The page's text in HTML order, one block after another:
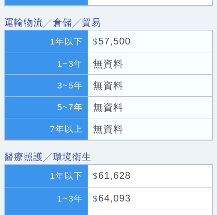
運輸物流╱倉儲╱貿易
1年以下 $57,500
1~3年 無資料
3~5年 無資料
5~7年 無資料
7年以上 無資料
醫療照護╱環境衛生
1年以下 $61,628
1~3年 $64,093